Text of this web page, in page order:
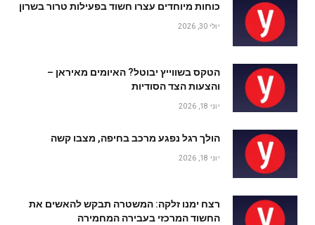
כוחות מיוחדים עצרו חשוד בפעילות טרור בשרון
יולי 30, 2026
הטקס בשווייץ יבוטל? האיומים מאיראן –
והצעות הצד הסודיות
יוני 18, 2026
הולך רגל נפגע מרכב בחיפה, מצבו קשה
יוני 18, 2026
רצח ימנו זלקה: המשטרה תבקש להאשים את
החשוד המרכזי בעבירה המחמירה